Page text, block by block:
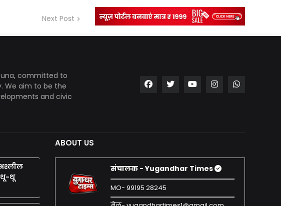
Next Post
committed to
We aim to be the
and civic
थू-थू
ABOUT US
संचालक - Yugandhar Times
MO- 99195 28245